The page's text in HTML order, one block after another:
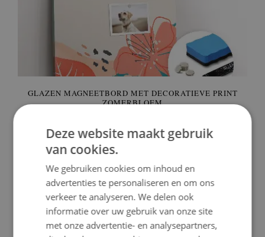
GLAZEN MAGNEETBORD MET DECORATIEVE PRINT
ZOMERBLOEM
69.99 € KOPEN
Deze website maakt gebruik
van cookies.
We gebruiken cookies om inhoud en
advertenties te personaliseren en om ons
verkeer te analyseren. We delen ook
informatie over uw gebruik van onze site
met onze advertentie- en analysepartners,